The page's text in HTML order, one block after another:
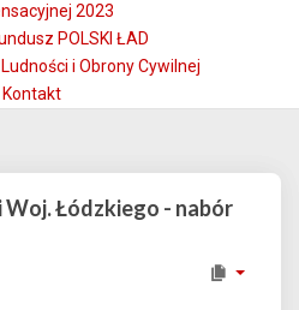
2023
POLSKI ŁAD
i Obrony Cywilnej
Kontakt
Łódzkiego - nabór